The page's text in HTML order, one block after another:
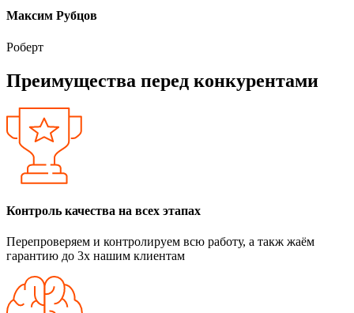
Максим Рубцов
Роберт
Преимущества перед конкурентами
Контроль качества на всех этапах
Перепроверяем и контролируем всю работу, а такж жаём
гарантию до 3х нашим клиентам